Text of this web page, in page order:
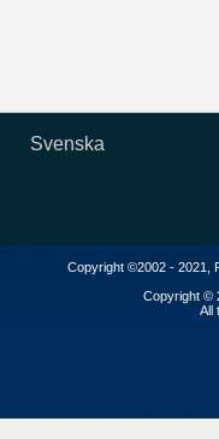
Svenska
Copyright ©2002 - 2021,
Copyright ©
All